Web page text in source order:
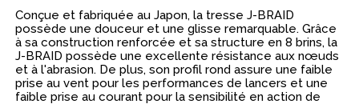
Conçue et fabriquée au Japon, la tresse J-BRAID
possède une douceur et une glisse remarquable. Grâce
à sa construction renforcée et sa structure en 8 brins, la
J-BRAID possède une excellente résistance aux nœuds
et à l'abrasion. De plus, son profil rond assure une faible
prise au vent pour les performances de lancers et une
faible prise au courant pour la sensibilité en action de